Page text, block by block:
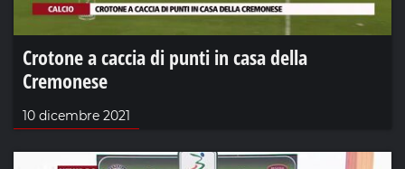
Crotone a caccia di punti in casa della
Cremonese
10 dicembre 2021